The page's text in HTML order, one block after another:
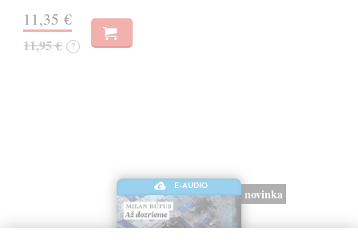
11,35 €
11,95 € ?
E-AUDIO
novinka